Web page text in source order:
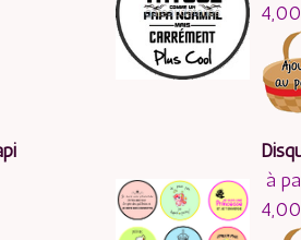
4,00
à
4,00